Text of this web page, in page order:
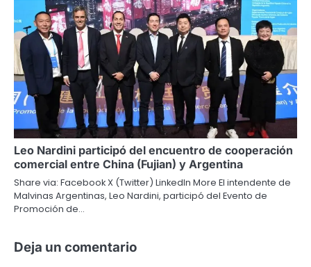
Leo Nardini participó del encuentro de cooperación
comercial entre China (Fujian) y Argentina
Share via: Facebook X (Twitter) LinkedIn More El intendente de
Malvinas Argentinas, Leo Nardini, participó del Evento de
Promoción de…
Deja un comentario